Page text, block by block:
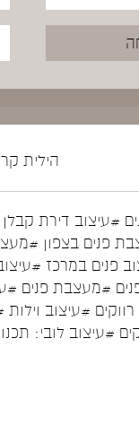
הילית קרש
#עיצוב דירת קבלן
פנים בצפון
פנים במרכז
#מעצבת פנים
#עיצוב וילות
#עיצוב לובי: